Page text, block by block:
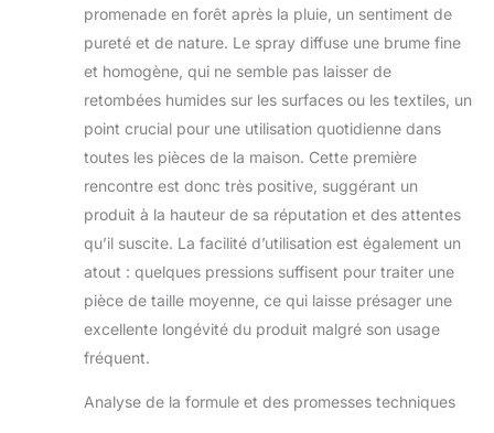
le haut, pour une pièce
dâ€environ 12m²
puis aérer En présence
d'enfants ou
d'animaux, attendre 60
minutes avant de les
aérée SPRAY MULTI-
USAGE : S'utilise aussi
bien sur les surfaces et
textiles de votre maison
(chambre, canapé, salle
de bain, toilettes,
pièces humides) qu'à
votre voiture
promenade en forêt après la pluie, un sentiment de
pureté et de nature. Le spray diffuse une brume fine
et homogène, qui ne semble pas laisser de
retombées humides sur les surfaces ou les textiles, un
point crucial pour une utilisation quotidienne dans
toutes les pièces de la maison. Cette première
rencontre est donc très positive, suggérant un
produit à la hauteur de sa réputation et des attentes
qu’il suscite. La facilité d’utilisation est également un
atout : quelques pressions suffisent pour traiter une
pièce de taille moyenne, ce qui laisse présager une
excellente longévité du produit malgré son usage
fréquent.
Analyse de la formule et des promesses techniques